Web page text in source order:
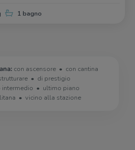
1 bagno
con ascensore
con cantina
di prestigio
intermedio
ultimo piano
vicino alla stazione